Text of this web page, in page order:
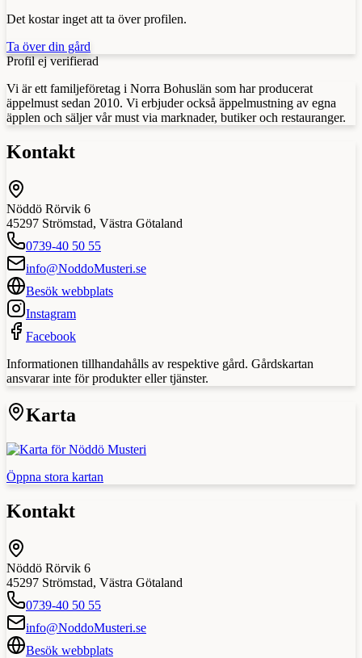
Det kostar inget att ta över profilen.
Ta över din gård
Profil ej verifierad
Vi är ett familjeföretag i Norra Bohuslän som har producerat
äppelmust sedan 2010. Vi erbjuder också äppelmustning av egna
äpplen och säljer vår must via marknader, butiker och restauranger.
Kontakt
Nöddö Rörvik 6
45297 Strömstad, Västra Götaland
0739-40 50 55
info@NoddoMusteri.se
Besök webbplats
Instagram
Facebook
Informationen tillhandahålls av respektive gård. Gårdskartan
ansvarar inte för produkter eller tjänster.
Karta
Öppna stora kartan
Kontakt
Nöddö Rörvik 6
45297 Strömstad, Västra Götaland
0739-40 50 55
info@NoddoMusteri.se
Besök webbplats